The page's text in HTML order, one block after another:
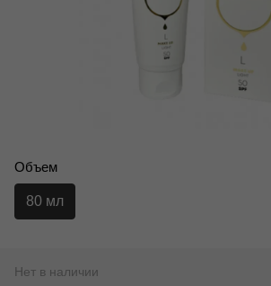
Объем
80 мл
Нет в наличии